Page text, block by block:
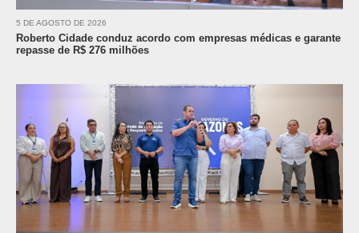
Roberto Cidade conduz acordo com empresas médicas e garante
repasse de R$ 276 milhões
5 DE AGOSTO DE 2026